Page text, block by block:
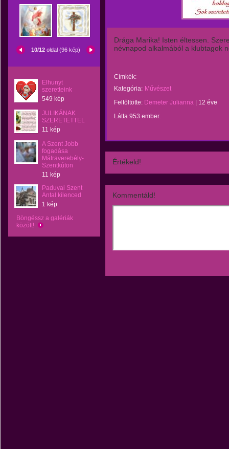
10/12 oldal (96 kép)
Elhunyt
szeretteink
549 kép
JULIKÁNAK
SZERETETTEL
11 kép
A Szent Jobb
fogadása
Mátraverebély-
Szentkúton
11 kép
Paduvai Szent
Antal kilenced
1 kép
Böngéssz a galériák
között!
Drága Marika! Isten éltessen.
névnapod alkalmából a klubtagok
Címkék:
Kategória: Művészet
Feltöltötte: Demeter Julianna
12 éve
Látta 953 ember.
Értékeld!
Kommentáld!